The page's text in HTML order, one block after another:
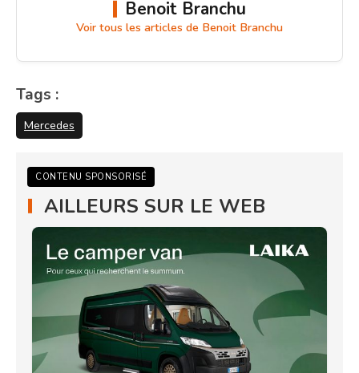
Benoit Branchu
Voir tous les articles de Benoit Branchu
Tags :
Mercedes
CONTENU SPONSORISÉ
AILLEURS SUR LE WEB